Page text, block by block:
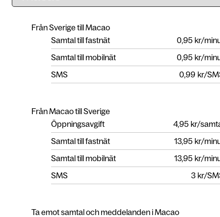
Från Sverige till Macao
Samtal till fastnät
0,95 kr/
Samtal till mobilnät
0,95 kr/
SMS
0,99 kr/
Från Macao till Sverige
Öppningsavgift
4,95 kr/
Samtal till fastnät
13,95 kr/
Samtal till mobilnät
13,95 kr/
SMS
3 kr/
Ta emot samtal och meddelanden i Macao